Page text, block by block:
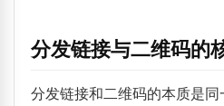
分发链接与二维码的
分发链接和二维码的本质是